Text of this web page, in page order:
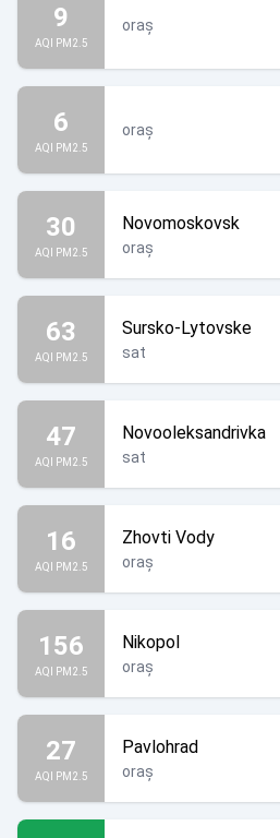
9
AQI PM2.5
oraș
6
AQI PM2.5
oraș
30
AQI PM2.5
Novomoskovsk
oraș
63
AQI PM2.5
Sursko-Lytovske
sat
47
AQI PM2.5
Novooleksandrivka
sat
16
AQI PM2.5
Zhovti Vody
oraș
156
AQI PM2.5
Nikopol
oraș
27
AQI PM2.5
Pavlohrad
oraș